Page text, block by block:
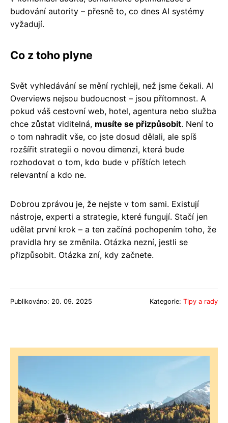
budování autority – přesně to, co dnes AI systémy
vyžadují.
Co z toho plyne
Svět vyhledávání se mění rychleji, než jsme čekali. AI
Overviews nejsou budoucnost – jsou přítomnost. A
pokud váš cestovní web, hotel, agentura nebo služba
chce zůstat viditelná, musíte se přizpůsobit. Není to
o tom nahradit vše, co jste dosud dělali, ale spíš
rozšířit strategii o novou dimenzi, která bude
rozhodovat o tom, kdo bude v příštích letech
relevantní a kdo ne.
Dobrou zprávou je, že nejste v tom sami. Existují
nástroje, experti a strategie, které fungují. Stačí jen
udělat první krok – a ten začíná pochopením toho, že
pravidla hry se změnila. Otázka nezní, jestli se
přizpůsobit. Otázka zní, kdy začnete.
Publikováno: 20. 09. 2025 Kategorie: Tipy a rady